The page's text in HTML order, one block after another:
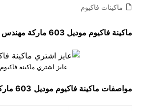
ماكينات فاكيوم
ماكينة فاكيوم موديل 603 ماركة مهندس منسي
عايز اشتري ماكينة فاكيوم
مواصفات ماكينة فاكيوم موديل 603 ماركة مهندس منسي